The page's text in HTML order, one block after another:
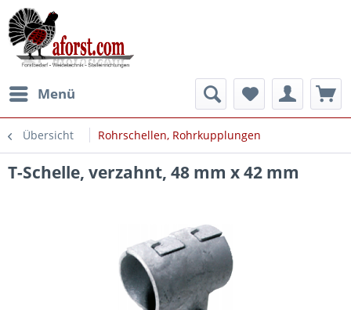
Menü
Übersicht Rohrschellen, Rohrkupplungen
T-Schelle, verzahnt, 48 mm x 42 mm